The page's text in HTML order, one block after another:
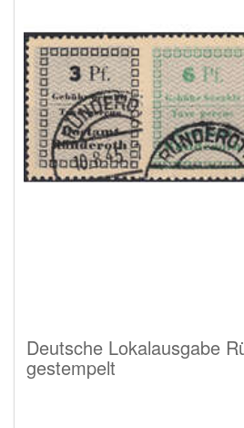
Deutsche Lokalausgabe
gestempelt